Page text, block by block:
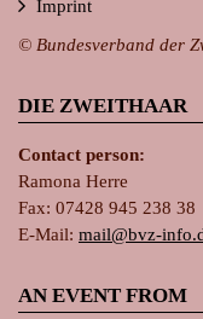
Imprint
© Bundesverband der
DIE ZWEITHAAR
Contact person:
Ramona Herre
Fax: 07428 945 238 38
E-Mail: mail@bvz-in
AN EVENT FROM